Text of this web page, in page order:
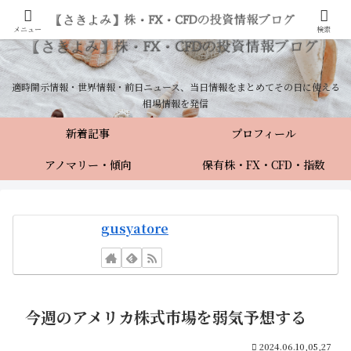
適時開示情報・世界情報・前日ニュース、当日情報をまとめてその日に使える
相場情報を発信
新着記事
プロフィール
アノマリー・傾向
保有株・FX・CFD・指数
gusyatore
今週のアメリカ株式市場を弱気予想する
2024.06.10,05,27
メニュー 検索